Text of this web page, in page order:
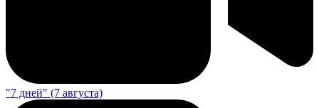
"7 дней" (7 августа)